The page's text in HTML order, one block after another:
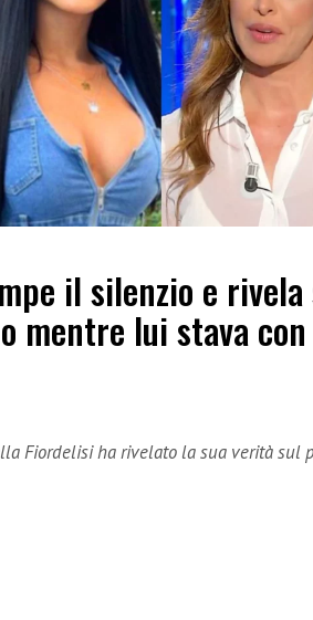
il silenzio e rivela
mentre lui stava con
Fiordelisi ha rivelato la sua verità sul